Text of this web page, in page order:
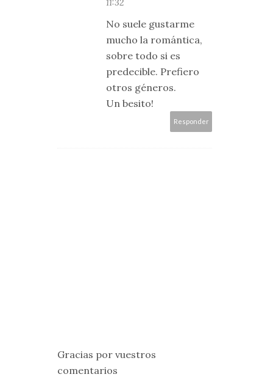
11:32
No suele gustarme
mucho la romántica,
sobre todo si es
predecible. Prefiero
otros géneros.
Un besito!
Responder
Gracias por vuestros
comentarios